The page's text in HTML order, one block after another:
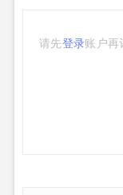
请先登录账户再